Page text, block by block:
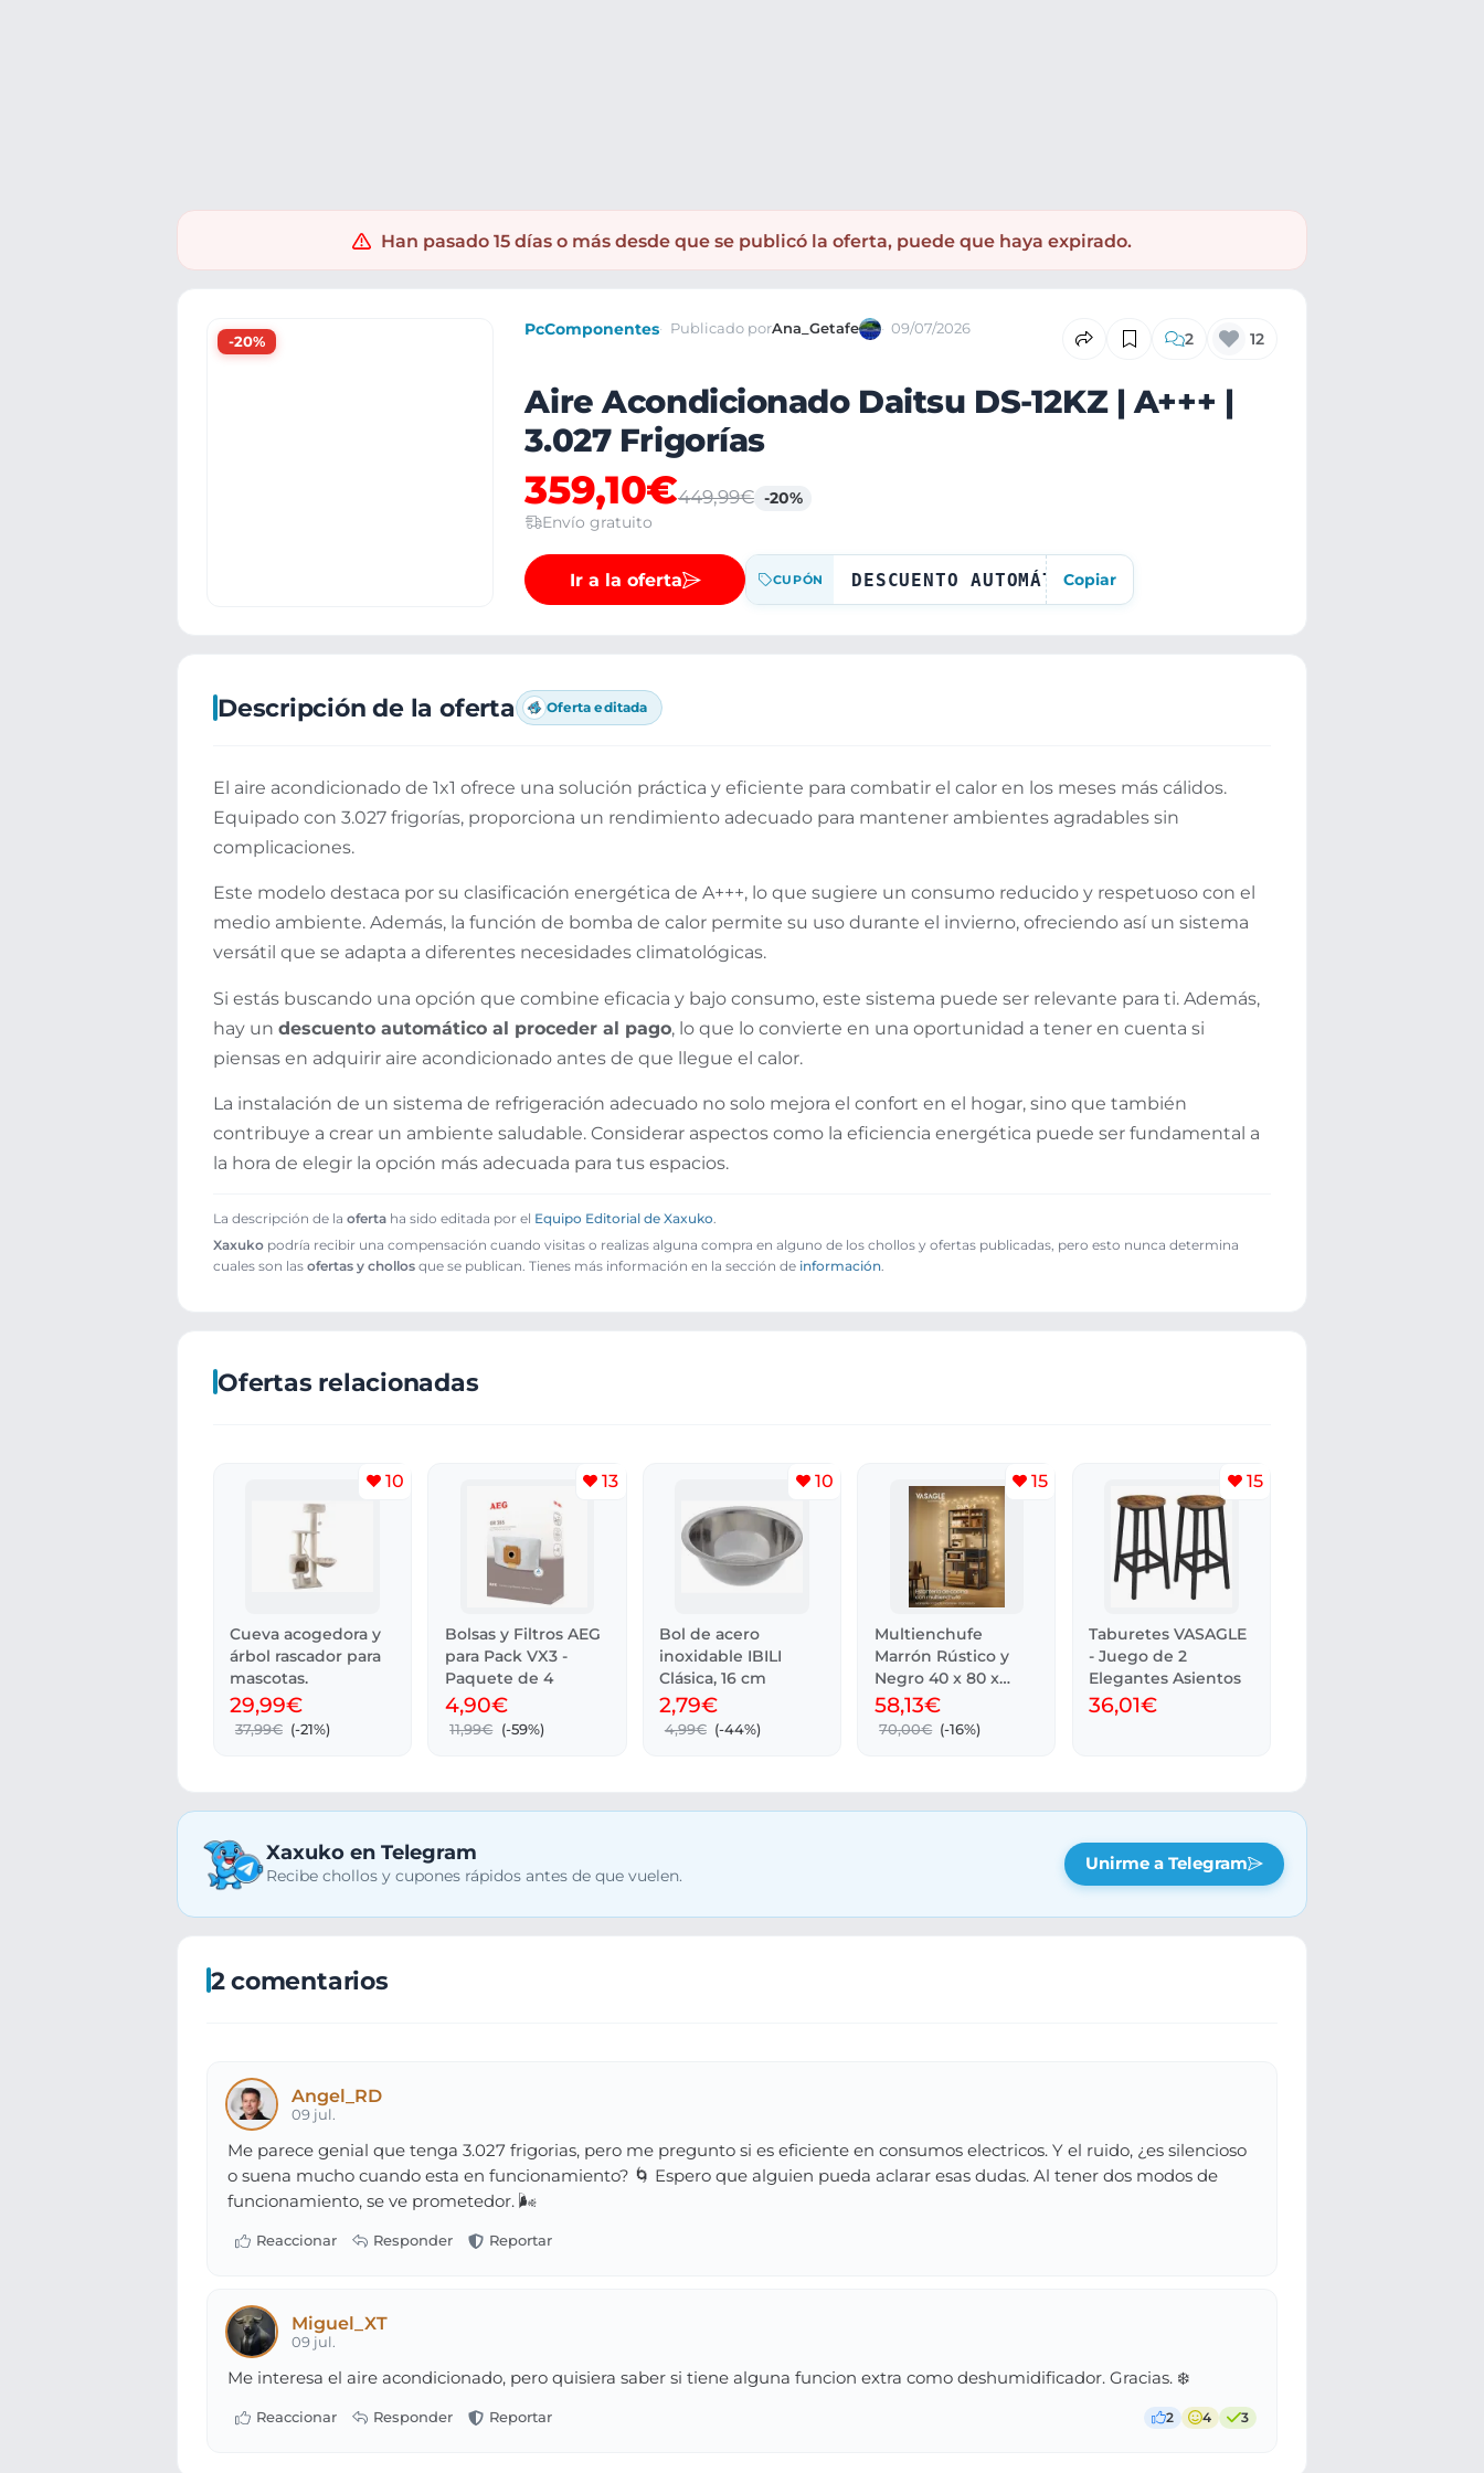
Han pasado 15 días o más desde que se publicó la oferta, puede que haya expirado.
-20%
PcComponentes Publicado porAna_Getafe 09/07/2026 2 12
Aire Acondicionado Daitsu DS-12KZ | A+++ |
3.027 Frigorías
359,10€449,99€ -20%
Envío gratuito
Ir a la oferta CUPÓN DESCUENTO AUTOMÁTICO AL PROCEDER AL PAGO
Copiar
Descripción de la oferta Oferta editada
El aire acondicionado de 1x1 ofrece una solución práctica y eficiente para combatir el calor en los meses más cálidos.
Equipado con 3.027 frigorías, proporciona un rendimiento adecuado para mantener ambientes agradables sin
complicaciones.
Este modelo destaca por su clasificación energética de A+++, lo que sugiere un consumo reducido y respetuoso con el
medio ambiente. Además, la función de bomba de calor permite su uso durante el invierno, ofreciendo así un sistema
versátil que se adapta a diferentes necesidades climatológicas.
Si estás buscando una opción que combine eficacia y bajo consumo, este sistema puede ser relevante para ti. Además,
hay un descuento automático al proceder al pago, lo que lo convierte en una oportunidad a tener en cuenta si
piensas en adquirir aire acondicionado antes de que llegue el calor.
La instalación de un sistema de refrigeración adecuado no solo mejora el confort en el hogar, sino que también
contribuye a crear un ambiente saludable. Considerar aspectos como la eficiencia energética puede ser fundamental a
la hora de elegir la opción más adecuada para tus espacios.
La descripción de la oferta ha sido editada por el Equipo Editorial de Xaxuko
Xaxuko podría recibir una compensación cuando visitas o realizas alguna compra en alguno de los chollos y ofertas publicadas, pero esto nunca determina
cuales son las ofertas y chollos que se publican. Tienes más información en la sección de información
Ofertas relacionadas
10
Cueva acogedora y
árbol rascador para
mascotas.
29,99€
37,99€ (-21%)
13
Bolsas y Filtros AEG
para Pack VX3 -
Paquete de 4
4,90€
11,99€ (-59%)
10
Bol de acero
inoxidable IBILI
Clásica, 16 cm
2,79€
4,99€ (-44%)
15
Multienchufe
Marrón Rústico y
Negro 40 x 80 x
180,4 cm
58,13€
70,00€ (-16%)
15
Taburetes VASAGLE
- Juego de 2
Elegantes Asientos
36,01€
Xaxuko en Telegram
Recibe chollos y cupones rápidos antes de que vuelen.
Unirme a Telegram
2 comentarios
Angel_RD
09 jul.
Me parece genial que tenga 3.027 frigorias, pero me pregunto si es eficiente en consumos electricos. Y el ruido, ¿es silencioso
o suena mucho cuando esta en funcionamiento? 🌀 Espero que alguien pueda aclarar esas dudas. Al tener dos modos de
funcionamiento, se ve prometedor. 🌬️
Miguel_XT
09 jul.
Me interesa el aire acondicionado, pero quisiera saber si tiene alguna funcion extra como deshumidificador. Gracias. ❄️
2 4 3